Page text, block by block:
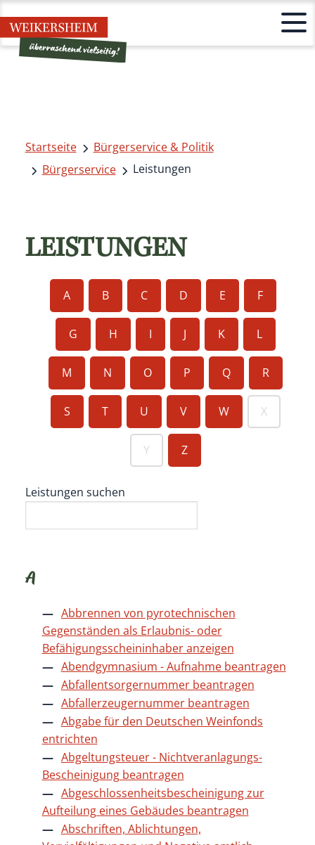
Startseite
Bürgerservice & Politik
Bürgerservice
Leistungen
LEISTUNGEN
A B C D E F
G H I J K L
M N O P Q R
S T U V W X
Y Z
Leistungen suchen
A
Abbrennen von pyrotechnischen
Gegenständen als Erlaubnis- oder
Befähigungsscheininhaber anzeigen
Abendgymnasium - Aufnahme beantragen
Abfallentsorgernummer beantragen
Abfallerzeugernummer beantragen
Abgabe für den Deutschen Weinfonds
entrichten
Abgeltungsteuer - Nichtveranlagungs-
Bescheinigung beantragen
Abgeschlossenheitsbescheinigung zur
Aufteilung eines Gebäudes beantragen
Abschriften, Ablichtungen,